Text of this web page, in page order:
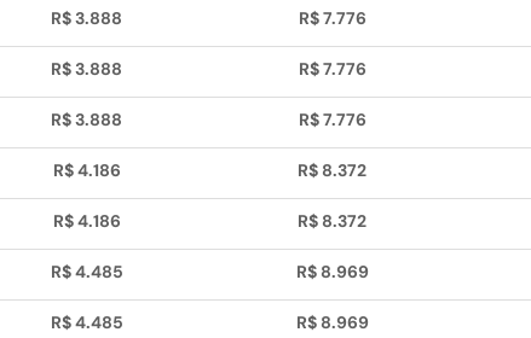
R$ 3.888 R$ 7.776
R$ 3.888 R$ 7.776
R$ 3.888 R$ 7.776
R$ 4.186 R$ 8.372
R$ 4.186 R$ 8.372
R$ 4.485 R$ 8.969
R$ 4.485 R$ 8.969